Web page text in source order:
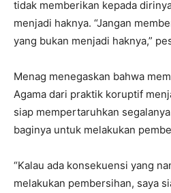
tidak memberikan kepada
menjadi haknya. “Jangan
yang bukan menjadi haknya,”
Menag menegaskan bahwa
Agama dari praktik koruptif
siap mempertaruhkan
baginya untuk melakukan
“Kalau ada konsekuensi yang
melakukan pembersihan, saya